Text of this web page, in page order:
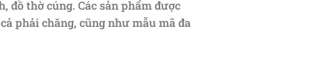
thờ cúng. Các sản phẩm được
phải chăng, cũng như mẫu mã đa